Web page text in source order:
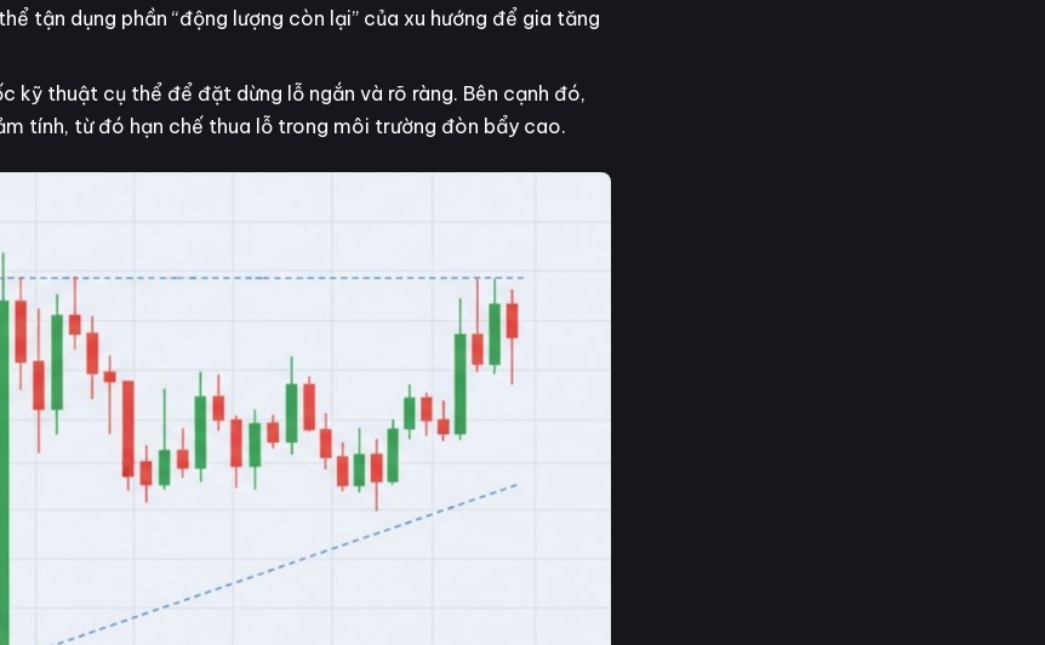
tận dụng phần “động lượng còn lại” của xu hướng để gia tăng
kỹ thuật cụ thể để đặt dừng lỗ ngắn và rõ ràng. Bên cạnh đó,
tính, từ đó hạn chế thua lỗ trong môi trường đòn bẩy cao.